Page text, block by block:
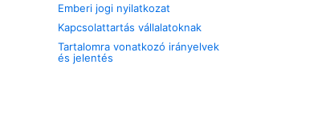
Emberi jogi nyilatkozat
Kapcsolattartás vállalatoknak
Tartalomra vonatkozó irányelvek
és jelentés